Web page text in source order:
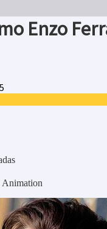
Enzo
Animation